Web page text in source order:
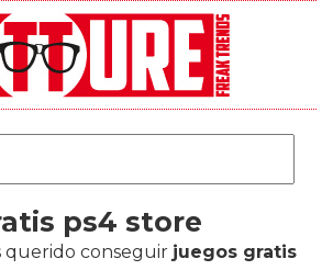
ps4 store
querido conseguir juegos gratis